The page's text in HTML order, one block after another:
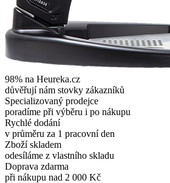
98% na Heureka.cz
důvěřují nám stovky zákazníků
Specializovaný prodejce
poradíme při výběru i po nákupu
Rychlé dodání
v průměru za 1 pracovní den
Zboží skladem
odesíláme z vlastního skladu
Doprava zdarma
při nákupu nad 2 000 Kč